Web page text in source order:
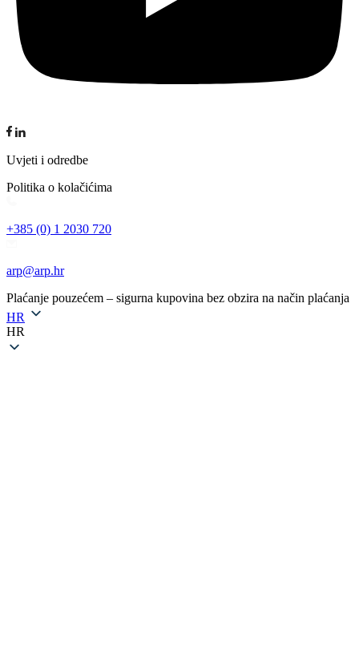
Uvjeti i odredbe
Politika o kolačićima
+385 (0) 1 2030 720
arp@arp.hr
Plaćanje pouzećem – sigurna kupovina bez obzira na način plaćanja
HR
HR